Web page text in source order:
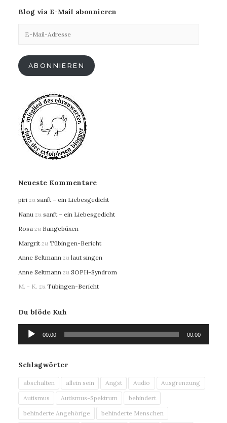
Blog via E-Mail abonnieren
Mail-
ABONNIEREN
Neueste Kommentare
piri zu sanft – ein Liebesgedicht
Nanu zu sanft – ein Liebesgedicht
Rosa zu Bangebüxen
Margrit zu Tübingen-Bericht
Anne Seltmann zu laut singen
Anne Seltmann zu SOPH-Syndrom
M. - K. zu Tübingen-Bericht
Du blöde Kuh
Audio-
Player
00:00 00:00
Schlagwörter
abschalten allein sein Angst Audio
Ausgrenzung
Autismus
Autismus-Spektrum
behindert
behinderte Angehörige
behinderte Menschen